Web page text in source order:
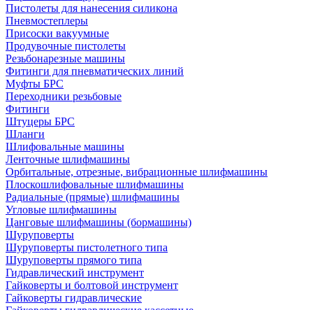
Пистолеты для нанесения силикона
Пневмостеплеры
Присоски вакуумные
Продувочные пистолеты
Резьбонарезные машины
Фитинги для пневматических линий
Муфты БРС
Переходники резьбовые
Фитинги
Штуцеры БРС
Шланги
Шлифовальные машины
Ленточные шлифмашины
Орбитальные, отрезные, вибрационные шлифмашины
Плоскошлифовальные шлифмашины
Радиальные (прямые) шлифмашины
Угловые шлифмашины
Цанговые шлифмашины (бормашины)
Шуруповерты
Шуруповерты пистолетного типа
Шуруповерты прямого типа
Гидравлический инструмент
Гайковерты и болтовой инструмент
Гайковерты гидравлические